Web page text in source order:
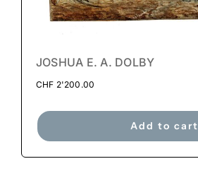
JOSHUA E. A. DOLBY
CHF 2'200.00
Add to cart